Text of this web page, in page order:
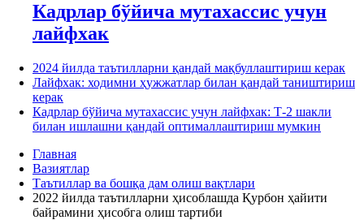
Кадрлар бўйича мутахассис учун
лайфхак
2024 йилда таътилларни қандай мақбуллаштириш керак
Лайфхак: ходимни ҳужжатлар билан қандай таништириш
керак
Кадрлар бўйича мутахассис учун лайфхак: Т-2 шакли
билан ишлашни қандай оптималлаштириш мумкин
Главная
Вазиятлар
Таътиллар ва бошқа дам олиш вақтлари
2022 йилда таътилларни ҳисоблашда Қурбон ҳайити
байрамини ҳисобга олиш тартиби